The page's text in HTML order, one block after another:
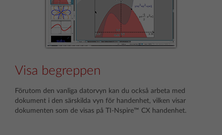
Visa begreppen
Förutom den vanliga datorvyn kan du också arbeta med
dokument i den särskilda vyn för handenhet, vilken visar
dokumenten som de visas på TI-Nspire™ CX handenhet.